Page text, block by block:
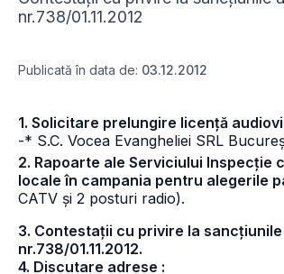
nr.738/01.11.2012
Publicată în data de: 03.12.2012
1. Solicitare prelungire licență
-* S.C. Vocea Evangheliei SRL
2. Rapoarte ale Serviciului Inspecție
locale în campania pentru alegerile
CATV și 2 posturi radio).
3. Contestații cu privire la
nr.738/01.11.2012.
4. Discutare adrese :